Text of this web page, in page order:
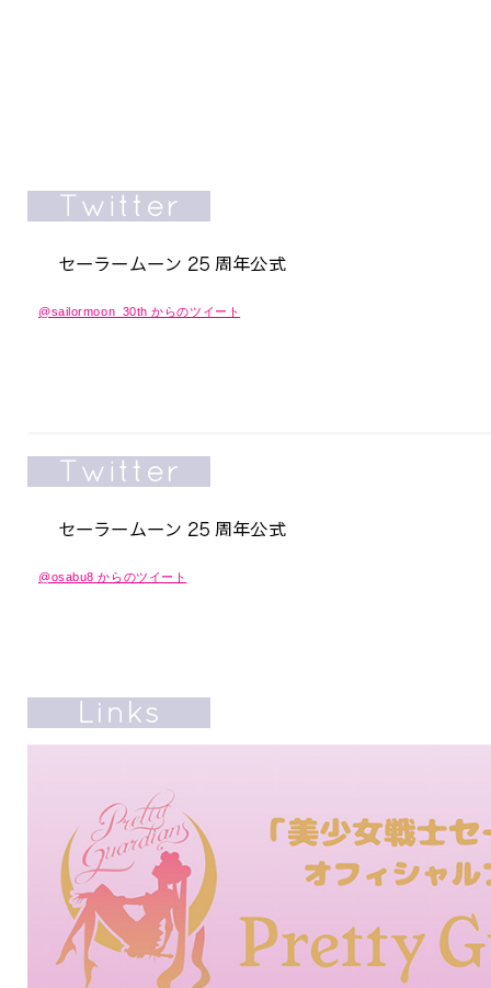
@sailormoon_30th からのツイート
@osabu8 からのツイート